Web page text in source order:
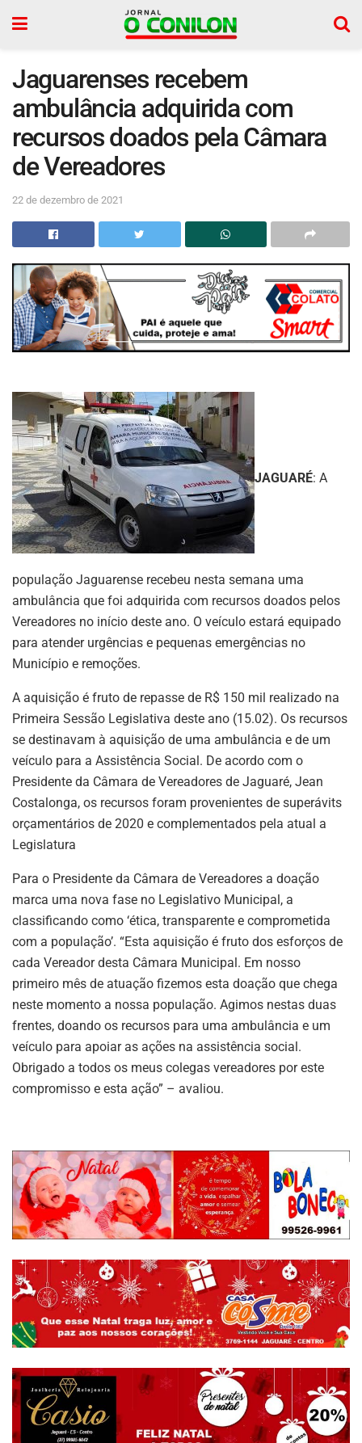
Jaguarenses recebem
ambulância adquirida com
recursos doados pela Câmara
de Vereadores
22 de dezembro de 2021
JAGUARÉ: A
população Jaguarense recebeu nesta semana uma
ambulância que foi adquirida com recursos doados pelos
Vereadores no início deste ano. O veículo estará equipado
para atender urgências e pequenas emergências no
Município e remoções.
A aquisição é fruto de repasse de R$ 150 mil realizado na
Primeira Sessão Legislativa deste ano (15.02). Os recursos
se destinavam à aquisição de uma ambulância e de um
veículo para a Assistência Social. De acordo com o
Presidente da Câmara de Vereadores de Jaguaré, Jean
Costalonga, os recursos foram provenientes de superávits
orçamentários de 2020 e complementados pela atual a
Legislatura
Para o Presidente da Câmara de Vereadores a doação
marca uma nova fase no Legislativo Municipal, a
classificando como ‘ética, transparente e comprometida
com a população’. “Esta aquisição é fruto dos esforços de
cada Vereador desta Câmara Municipal. Em nosso
primeiro mês de atuação fizemos esta doação que chega
neste momento a nossa população. Agimos nestas duas
frentes, doando os recursos para uma ambulância e um
veículo para apoiar as ações na assistência social.
Obrigado a todos os meus colegas vereadores por este
compromisso e esta ação” – avaliou.